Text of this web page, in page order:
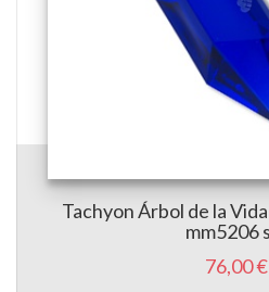
Tachyon Árbol de la
mm5206
76,00 €